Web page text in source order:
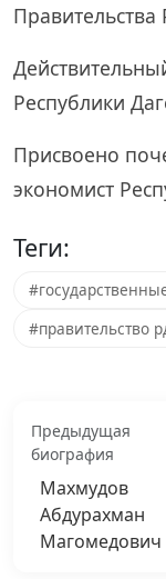
Правительства
Республики
Присвоено
экономист
Теги:
#правительство
Предыдущая
биография
Махмудов
Абдурахман
Магомедович